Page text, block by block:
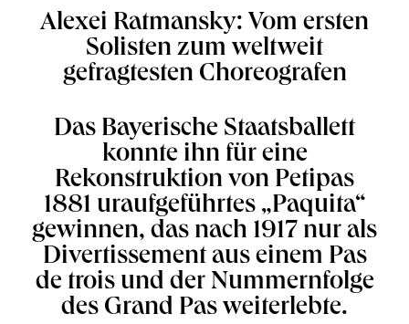
Alexei Ratmansky: Vom ersten
Solisten zum weltweit
gefragtesten Choreografen
Das Bayerische Staatsballett
konnte ihn für eine
Rekonstruktion von Petipas
1881 uraufgeführtes „Paquita“
gewinnen, das nach 1917 nur als
Divertissement aus einem Pas
de trois und der Nummernfolge
des Grand Pas weiterlebte.